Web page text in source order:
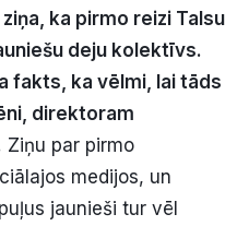
ka pirmo reizi Talsu
deju kolektīvs.
fakts, ka vēlmi, lai tāds
direktoram
Ziņu par pirmo
medijos, un
jaunieši tur vēl